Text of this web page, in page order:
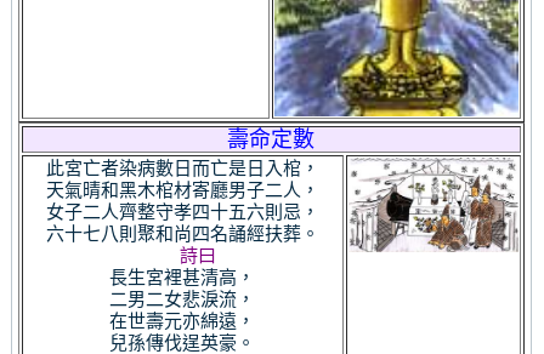
壽命定數
此宮亡者染病數日而亡是日入棺，
天氣晴和黑木棺材寄廳男子二人，
女子二人齊整守孝四十五六則忌，
六十七八則聚和尚四名誦經扶葬。
詩曰
長生宮裡甚清高，
二男二女悲淚流，
在世壽元亦綿遠，
兒孫傳伐逞英豪。